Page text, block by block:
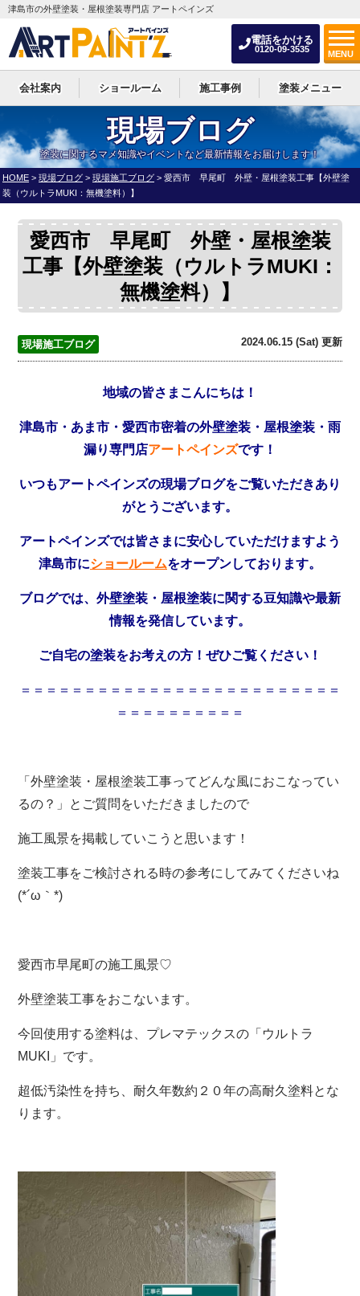
電話をかける
0120-09-3535
MENU
津島市の外壁塗装・屋根塗装専門店 アートペインズ
会社案内 ショールーム 施工事例 塗装メニュー
現場ブログ
塗装に関するマメ知識やイベントなど最新情報をお届けします！
HOME > 現場ブログ > 現場施工ブログ > 愛西市 早尾町 外壁・屋根塗装工事【外壁塗
装（ウルトラMUKI：無機塗料）】
愛西市 早尾町 外壁・屋根塗装
工事【外壁塗装（ウルトラMUKI：
無機塗料）】
現場施工ブログ 2024.06.15 (Sat) 更新
地域の皆さまこんにちは！
津島市・あま市・愛西市密着の外壁塗装・屋根塗装・雨
漏り専門店アートペインズです！
いつもアートペインズの現場ブログをご覧いただきあり
がとうございます。
アートペインズでは皆さまに安心していただけますよう
津島市にショールームをオープンしております。
ブログでは、外壁塗装・屋根塗装に関する豆知識や最新
情報を発信しています。
ご自宅の塗装をお考えの方！ぜひご覧ください！
＝＝＝＝＝＝＝＝＝＝＝＝＝＝＝＝＝＝＝＝＝＝＝＝＝
＝＝＝＝＝＝＝＝＝＝
「外壁塗装・屋根塗装工事ってどんな風におこなってい
るの？」とご質問をいただきましたので
施工風景を掲載していこうと思います！
塗装工事をご検討される時の参考にしてみてくださいね
(*´ω｀*)
愛西市早尾町の施工風景♡
外壁塗装工事をおこないます。
今回使用する塗料は、プレマテックスの「ウルトラ
MUKI」です。
超低汚染性を持ち、耐久年数約２０年の高耐久塗料とな
ります。